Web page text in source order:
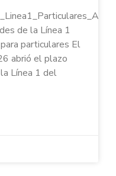
de la Línea 1
particulares El
abrió el plazo
Línea 1 del